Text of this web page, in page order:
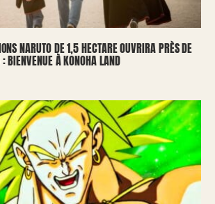
NARUTO DE 1,5 HECTARE OUVRIRA PRÈS DE
À KONOHA LAND